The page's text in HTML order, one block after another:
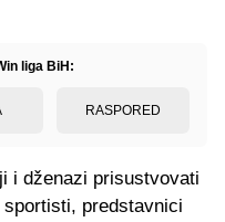
liga BiH:
RASPORED
i dženazi prisustvovati
predstavnici